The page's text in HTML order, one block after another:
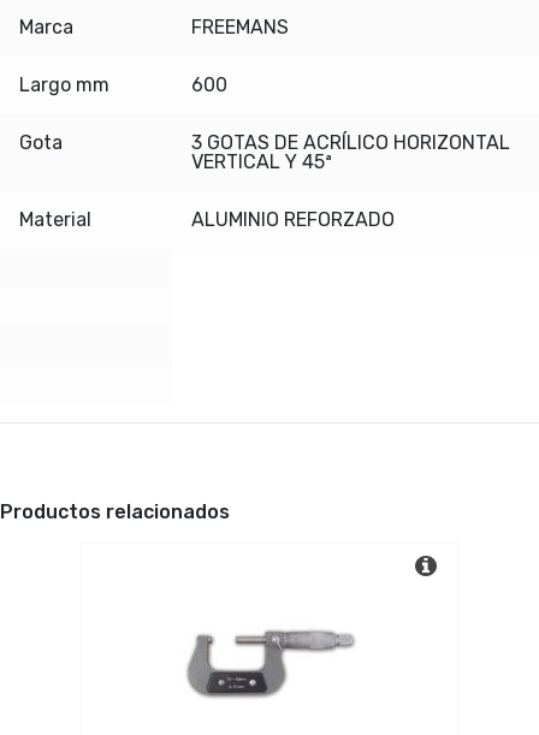
Marca FREEMANS
Largo mm 600
Gota
3 GOTAS DE ACRÍLICO HORIZONTAL
VERTICAL Y 45ª
Material ALUMINIO REFORZADO
Productos relacionados